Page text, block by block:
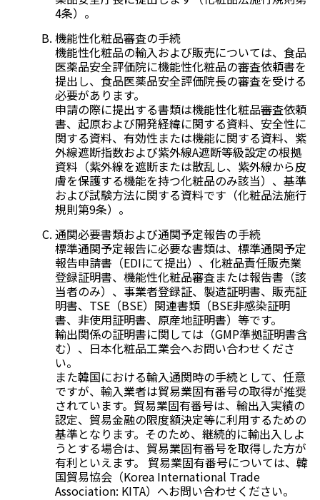
4条）。
機能性化粧品審査の手続
機能性化粧品の輸入および販売については、食品
医薬品安全評価院に機能性化粧品の審査依頼書を
提出し、食品医薬品安全評価院長の審査を受ける
必要があります。
申請の際に提出する書類は機能性化粧品審査依頼
書、起原および開発経緯に関する資料、安全性に
関する資料、有効性または機能に関する資料、紫
外線遮断指数および紫外線A遮断等級設定の根拠
資料（紫外線を遮断または散乱し、紫外線から皮
膚を保護する機能を持つ化粧品のみ該当）、基準
および試験方法に関する資料です（化粧品法施行
規則第9条）。
通関必要書類および通関予定報告の手続
標準通関予定報告に必要な書類は、標準通関予定
報告申請書（EDIにて提出）、化粧品責任販売業
登録証明書、機能性化粧品審査または報告書（該
当者のみ）、事業者登録証、製造証明書、販売証
明書、TSE（BSE）関連書類（BSE非感染証明
書、非使用証明書、原産地証明書）等です。
輸出関係の証明書に関しては（GMP準拠証明書含
む）、日本化粧品工業会へお問い合わせくださ
い。
また韓国における輸入通関時の手続として、任意
ですが、輸入業者は貿易業固有番号の取得が推奨
されています。貿易業固有番号は、輸出入実績の
認定、貿易金融の限度額決定等に利用するための
基準となります。そのため、継続的に輸出入しよ
うとする場合は、貿易業固有番号を取得した方が
有利といえます。 貿易業固有番号については、韓
国貿易協会（Korea International Trade
Association: KITA）へお問い合わせください。